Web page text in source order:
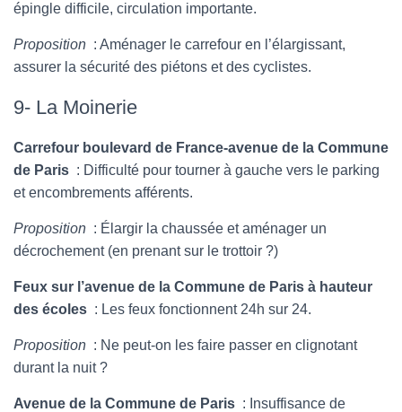
épingle difficile, circulation importante.
Proposition : Aménager le carrefour en l’élargissant,
assurer la sécurité des piétons et des cyclistes.
9- La Moinerie
Carrefour boulevard de France-avenue de la Commune
de Paris : Difficulté pour tourner à gauche vers le parking
et encombrements afférents.
Proposition : Élargir la chaussée et aménager un
décrochement (en prenant sur le trottoir ?)
Feux sur l’avenue de la Commune de Paris à hauteur
des écoles : Les feux fonctionnent 24h sur 24.
Proposition : Ne peut-on les faire passer en clignotant
durant la nuit ?
Avenue de la Commune de Paris : Insuffisance de